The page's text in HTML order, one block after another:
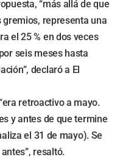
“más allá de que
representa una
el 25 % en dos veces
seis meses hasta
declaró a El
retroactivo a mayo.
y antes de que termine
el 31 de mayo). Se
resaltó.